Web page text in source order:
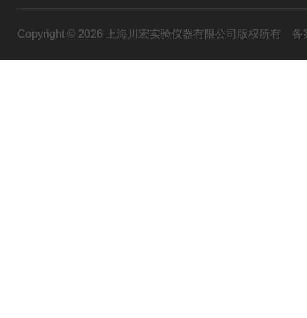
Copyright © 2026 上海川宏实验仪器有限公司版权所有 备